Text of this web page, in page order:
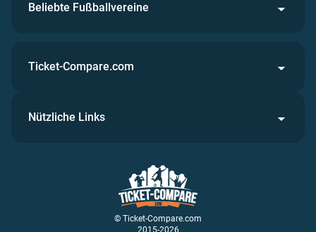
Beliebte Fußballvereine
© Ticket-Compare.com
2015-2026
Ticket-Compare.com
Nützliche Links